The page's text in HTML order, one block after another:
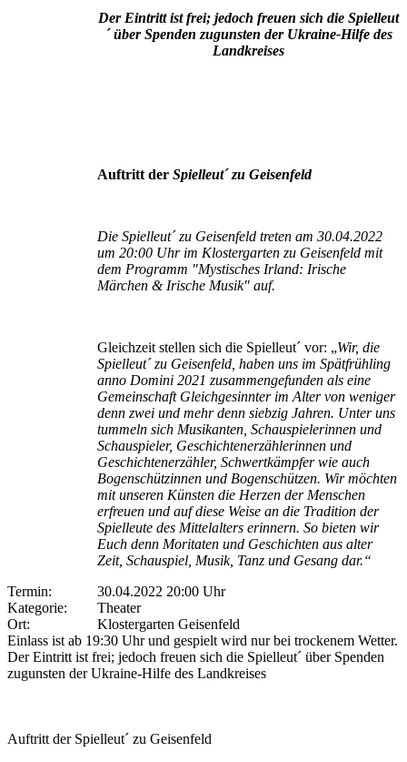
Der Eintritt ist frei; jedoch freuen sich die Spielleut
´ über Spenden zugunsten der Ukraine-Hilfe des
Landkreises
Auftritt der Spielleut´ zu Geisenfeld
Die Spielleut´ zu Geisenfeld treten am 30.04.2022
um 20:00 Uhr im Klostergarten zu Geisenfeld mit
dem Programm "Mystisches Irland: Irische
Märchen & Irische Musik" auf.
Gleichzeit stellen sich die Spielleut´ vor: „Wir, die
Spielleut´ zu Geisenfeld, haben uns im Spätfrühling
anno Domini 2021 zusammengefunden als eine
Gemeinschaft Gleichgesinnter im Alter von weniger
denn zwei und mehr denn siebzig Jahren. Unter uns
tummeln sich Musikanten, Schauspielerinnen und
Schauspieler, Geschichtenerzählerinnen und
Geschichtenerzähler, Schwertkämpfer wie auch
Bogenschützinnen und Bogenschützen. Wir möchten
mit unseren Künsten die Herzen der Menschen
erfreuen und auf diese Weise an die Tradition der
Spielleute des Mittelalters erinnern. So bieten wir
Euch denn Moritaten und Geschichten aus alter
Zeit, Schauspiel, Musik, Tanz und Gesang dar.“
Termin:
30.04.2022 20:00 Uhr
Kategorie:
Theater
Ort:
Klostergarten Geisenfeld
Einlass ist ab 19:30 Uhr und gespielt wird nur bei trockenem Wetter.
Der Eintritt ist frei; jedoch freuen sich die Spielleut´ über Spenden
zugunsten der Ukraine-Hilfe des Landkreises
Auftritt der Spielleut´ zu Geisenfeld